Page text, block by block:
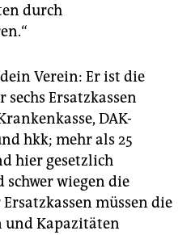
durch
Verein: Er ist die
Ersatzkassen
DAK-
hkk; mehr als 25
hier gesetzlich
schwer wiegen die
müssen die
und Kapazitäten